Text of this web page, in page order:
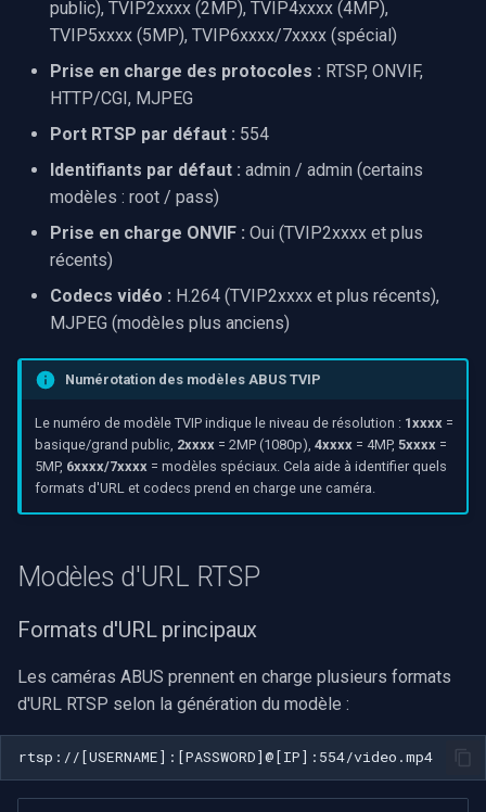
audio
Moteurs X
rendu vidéo WinForms
Texte sur une image vidéo
personnalisée
VU-mètres
Zoom sur une image vidéo
moteurs de rendu
Pre-Event Recording
Serveur RTSP
Compositeur de vidéo en
direct
Pont
Spécial
Decklink
NVIDIA
AMA
OpenCV
AWS
Spécifique à Windows
Spécifique à Linux
Spécifique à Apple
Plusieurs formats d'URL
fonctionnent sur la même
Les modèles TVIP1xxxx
plus anciens n'ont pas
H.264
Les identifiants par défaut
varient selon le modèle
Décodage du numéro de
modèle TVIP
Paramètre de résolution de
capture
Capture vidéo (WMV)
Crossbar d'entrée vidéo
Installation
public), TVIP2xxxx (2MP), TVIP4xxxx (4MP),
TVIP5xxxx (5MP), TVIP6xxxx/7xxxx (spécial)
Prise en charge des protocoles : RTSP, ONVIF,
HTTP/CGI, MJPEG
Port RTSP par défaut : 554
Identifiants par défaut : admin / admin (certains
modèles : root / pass)
Prise en charge ONVIF : Oui (TVIP2xxxx et plus
récents)
Codecs vidéo : H.264 (TVIP2xxxx et plus récents),
MJPEG (modèles plus anciens)
Numérotation des modèles ABUS TVIP
Le numéro de modèle TVIP indique le niveau de résolution : 1xxxx =
basique/grand public, 2xxxx = 2MP (1080p), 4xxxx = 4MP, 5xxxx =
5MP, 6xxxx/7xxxx = modèles spéciaux. Cela aide à identifier quels
formats d'URL et codecs prend en charge une caméra.
Modèles d'URL RTSP
Formats d'URL principaux
Les caméras ABUS prennent en charge plusieurs formats
d'URL RTSP selon la génération du modèle :